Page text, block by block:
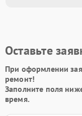
Оставьте
При оформлении
ремонт!
Заполните поля
время.